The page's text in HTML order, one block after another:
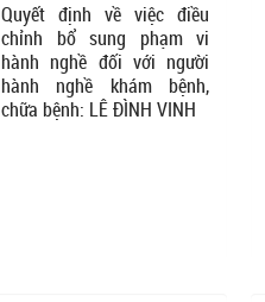
Quyết định về việc điều
chỉnh bổ sung phạm vi
hành nghề đối với người
hành nghề khám bệnh,
chữa bệnh: LÊ ĐÌNH VINH